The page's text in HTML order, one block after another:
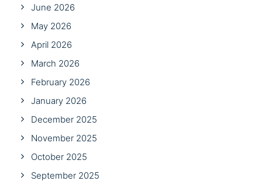
June 2026
May 2026
April 2026
March 2026
February 2026
January 2026
December 2025
November 2025
October 2025
September 2025